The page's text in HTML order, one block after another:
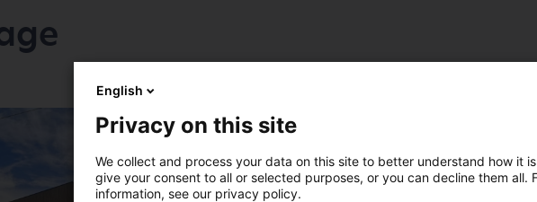
Champs obligatoires
VOTRE ENTREPRISE
English
Privacy on this site
We collect and process your data on this site to better understand how it
give your consent to all or selected purposes, or you can decline them all.
information, see our privacy policy.